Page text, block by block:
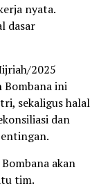
nyata.
dasar
2025
Bombana ini
sekaligus halal
dan
akan
tim.